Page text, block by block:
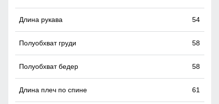
54
58
58
61